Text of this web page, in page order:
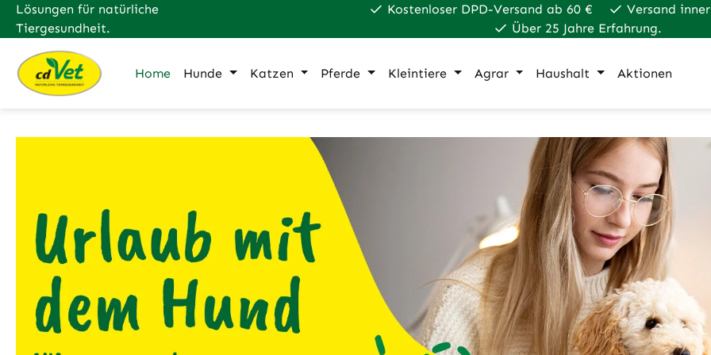
Hauptinhalt springen
Zur Suche springen
Zur Hauptnavigation springen
Lösungen für natürliche
Tiergesundheit.
Kostenloser DPD-Versand ab 60 €
Versand
Über 25 Jahre Erfahrung.
Home Hunde Katzen Pferde Kleintiere Agrar Haushalt Aktionen